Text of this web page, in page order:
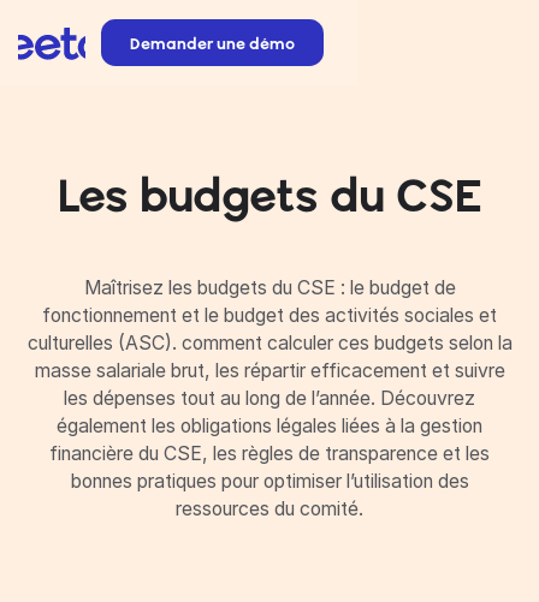
Demander une démo
Les budgets du CSE
Maîtrisez les budgets du CSE : le budget de
fonctionnement et le budget des activités sociales et
culturelles (ASC). comment calculer ces budgets selon la
masse salariale brut, les répartir efficacement et suivre
les dépenses tout au long de l’année. Découvrez
également les obligations légales liées à la gestion
financière du CSE, les règles de transparence et les
bonnes pratiques pour optimiser l’utilisation des
ressources du comité.